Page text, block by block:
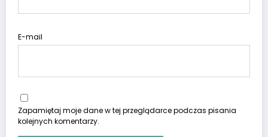
E-mail
Zapamiętaj moje dane w tej przeglądarce podczas pisania
kolejnych komentarzy.